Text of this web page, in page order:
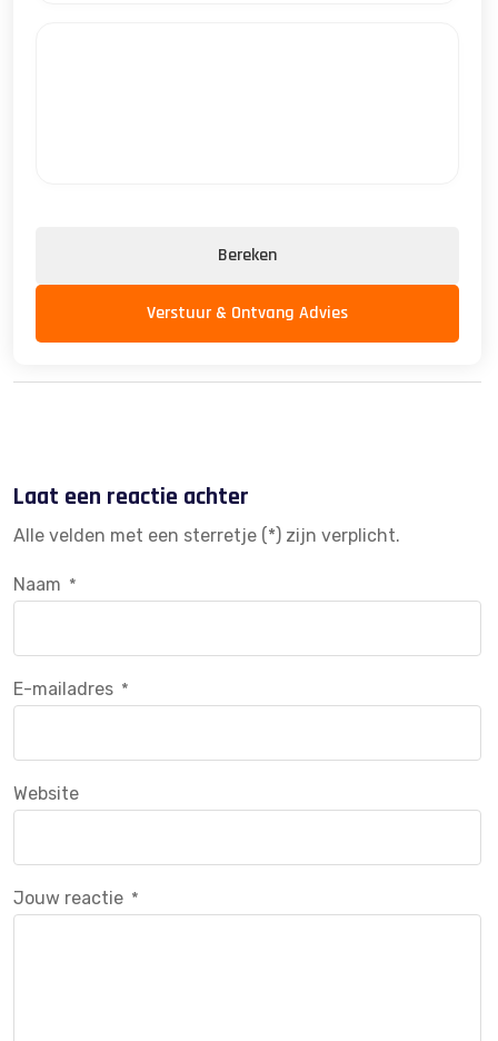
Bereken
Verstuur & Ontvang Advies
Laat een reactie achter
Alle velden met een sterretje (*) zijn verplicht.
Naam *
E-mailadres *
Website
Jouw reactie *